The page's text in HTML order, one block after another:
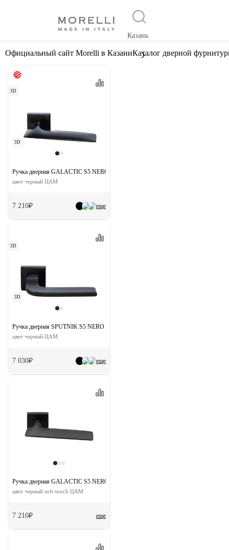
Казань
Официальный сайт Morelli в КазаниКаталог дверной
3D
3D
еще
Ручка дверная GALACTIC S5 NERO раздельная на квадртаной розетке
цвет черный ЦАМ
7 210₽
3D
3D
еще
Ручка дверная SPUTNIK S5 NERO раздельная на квадратной розетке
цвет черный ЦАМ
7 030₽
еще
Ручка дверная GALACTIC S5 NERO-ST на квадратной розетке
цвет черный soft-touch ЦАМ
7 210₽